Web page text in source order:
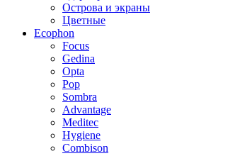
Острова и экраны
Цветные
Ecophon
Focus
Gedina
Opta
Pop
Sombra
Advantage
Meditec
Hygiene
Combison